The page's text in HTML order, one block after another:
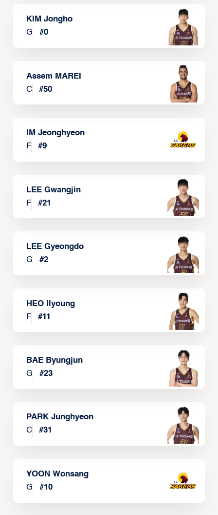
KIM Jongho
G
#0
Assem MAREI
C
#50
IM Jeonghyeon
F
#9
LEE Gwangjin
F
#21
LEE Gyeongdo
G
#2
HEO Ilyoung
F
#11
BAE Byungjun
G
#23
PARK Junghyeon
C
#31
YOON Wonsang
G
#10